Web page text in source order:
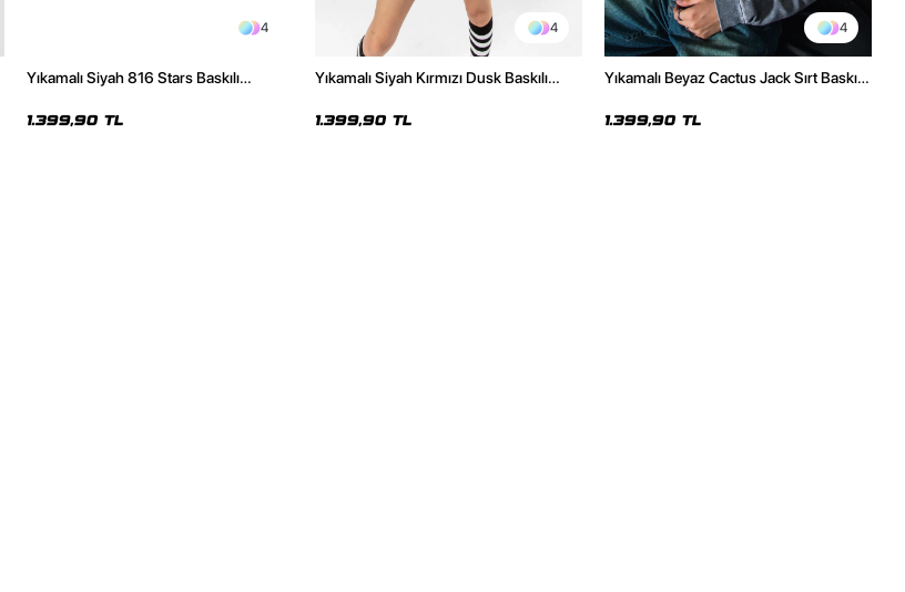
4
Yıkamalı Siyah 816 Stars Baskılı
1.399,90 TL
4
Yıkamalı Siyah Kırmızı Dusk Baskılı
1.399,90 TL
4
Yıkamalı Beyaz Cactus Jack Sırt Baskılı
1.399,90 TL